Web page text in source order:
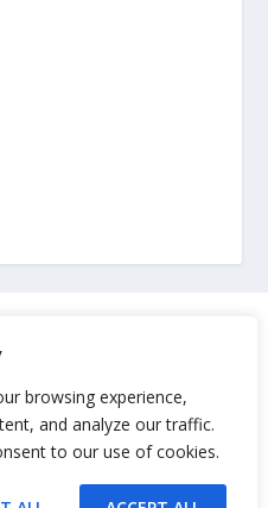
browsing experience,
and analyze our traffic.
to our use of cookies.